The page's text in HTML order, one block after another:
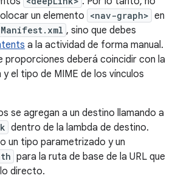
un elemento <nav-graph> en
, sino que debes
a la actividad de forma manual.
proporciones deberá coincidir con la
el tipo de MIME de los vínculos
se agregan a un destino llamando a
dentro de la lambda de destino.
un tipo parametrizado y un
para la ruta de base de la URL que
directo.